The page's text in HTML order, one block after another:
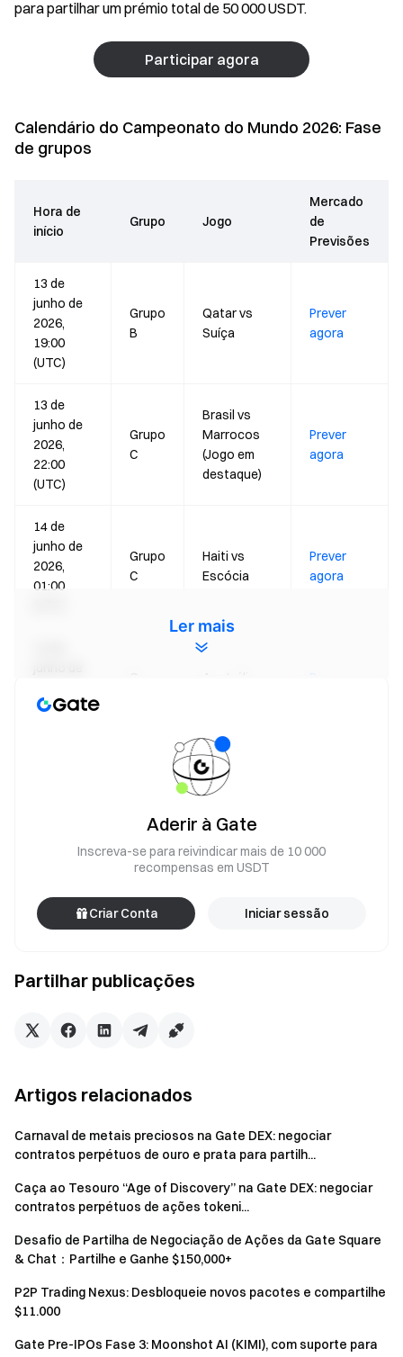
para partilhar um prémio total de 50 000 USDT.
Participar agora
Calendário do Campeonato do Mundo 2026: Fase
de grupos
Hora de
início
Grupo Jogo
Mercado
de
Previsões
13 de
junho de
2026,
19:00
(UTC)
Grupo
B
Qatar vs
Suíça
Prever
agora
13 de
junho de
2026,
22:00
(UTC)
Grupo
C
Brasil vs
Marrocos
(Jogo em
destaque)
Prever
agora
14 de
junho de
2026,
01:00
Grupo
C
Haiti vs
Escócia
Prever
agora
04:00
Grupo
Austrália vs
Prever
Benefício 1: Participar nas previsões diárias dos
partilhar 35 000 USDT em recompensas
Durante a atividade, a Gate vai selecionar 35 jogos-chave e
Mundo como jogos de desafio designados, com um prémio
de 1 000 USDT para cada jogo, partilhando um total
Após o registo na atividade, os utilizadores que participem
de negociação de pelo menos 50 USDT vão receber uma
primeiros 100 utilizadores por dia, por ordem de chegada.
200 USDT. As recompensas são distribuídas
semanalmente.)
Benefício 2: Privilégio exclusivo para novos
recompensas
Durante a atividade, novos utilizadores que participem pela
primeira vez no mercado de previsões da Gate e
Campeonato do Mundo com um volume de negociação não
Ler mais
Partilhar publicações
Aderir à Gate
Inscreva-se para reivindicar mais de 10 000
recompensas em USDT
Criar Conta Iniciar sessão
Artigos relacionados
Carnaval de metais preciosos na Gate DEX: negociar
contratos perpétuos de ouro e prata para partilh...
Caça ao Tesouro “Age of Discovery” na Gate DEX: negociar
contratos perpétuos de ações tokeni...
Desafio de Partilha de Negociação de Ações da Gate Square
& Chat：Partilhe e Ganhe $150,000+
P2P Trading Nexus: Desbloqueie novos pacotes e compartilhe
$11.000
Gate Pre-IPOs Fase 3: Moonshot AI (KIMI), com suporte para